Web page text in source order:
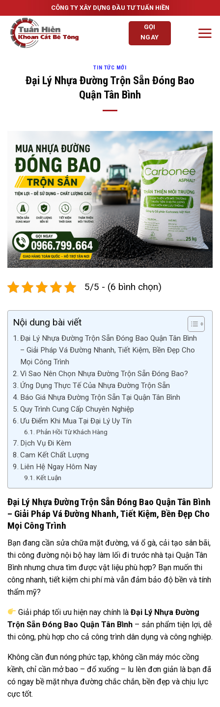
to
content
CÔNG TY XÂY DỰNG ĐẦU TƯ TUẤN HIỀN
GỌI
NGAY
TIN TỨC MỚI
Đại Lý Nhựa Đường Trộn Sẵn Đóng Bao
Quận Tân Bình
5/5 - (6 bình chọn)
Nội dung bài viết
Đại Lý Nhựa Đường Trộn Sẵn Đóng Bao Quận Tân Bình
– Giải Pháp Vá Đường Nhanh, Tiết Kiệm, Bền Đẹp Cho
Mọi Công Trình
Vì Sao Nên Chọn Nhựa Đường Trộn Sẵn Đóng Bao?
Ứng Dụng Thực Tế Của Nhựa Đường Trộn Sẵn
Báo Giá Nhựa Đường Trộn Sẵn Tại Quận Tân Bình
Quy Trình Cung Cấp Chuyên Nghiệp
Ưu Điểm Khi Mua Tại Đại Lý Uy Tín
Phản Hồi Từ Khách Hàng
Dịch Vụ Đi Kèm
Cam Kết Chất Lượng
Liên Hệ Ngay Hôm Nay
Kết Luận
Đại Lý Nhựa Đường Trộn Sẵn Đóng Bao Quận Tân Bình
– Giải Pháp Vá Đường Nhanh, Tiết Kiệm, Bền Đẹp Cho
Mọi Công Trình
Bạn đang cần sửa chữa mặt đường, vá ổ gà, cải tạo sân bãi,
thi công đường nội bộ hay làm lối đi trước nhà tại Quận Tân
Bình nhưng chưa tìm được vật liệu phù hợp? Bạn muốn thi
công nhanh, tiết kiệm chi phí mà vẫn đảm bảo độ bền và tính
thẩm mỹ?
Giải pháp tối ưu hiện nay chính làĐại Lý Nhựa Đường
Trộn Sẵn Đóng Bao Quận Tân Bình – sản phẩm tiện lợi, dễ
thi công, phù hợp cho cả công trình dân dụng và công nghiệp.
Không cần đun nóng phức tạp, không cần máy móc cồng
kềnh, chỉ cần mở bao – đổ xuống – lu lèn đơn giản là bạn đã
có ngay bề mặt nhựa đường chắc chắn, bền đẹp và chịu lực
cực tốt.